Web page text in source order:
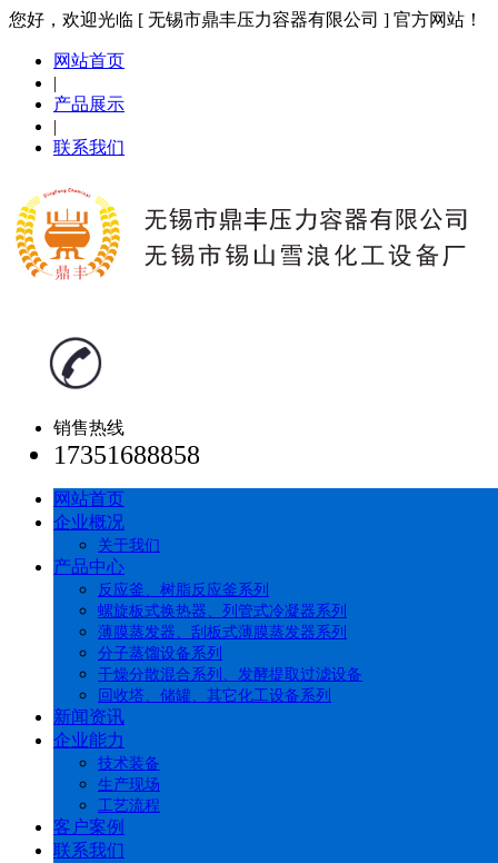
您好，欢迎光临 [ 无锡市鼎丰压力容器有限公司 ] 官方网站！
网站首页
|
产品展示
|
联系我们
销售热线
17351688858
网站首页
企业概况
关于我们
产品中心
反应釜、树脂反应釜系列
螺旋板式换热器、列管式冷凝器系列
薄膜蒸发器、刮板式薄膜蒸发器系列
分子蒸馏设备系列
干燥分散混合系列、发酵提取过滤设备
回收塔、储罐、其它化工设备系列
新闻资讯
企业能力
技术装备
生产现场
工艺流程
客户案例
联系我们